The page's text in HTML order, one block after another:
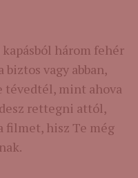
három fehér
vagy abban,
tévedtél, mint ahova
rettegni attól,
filmet, hisz Te még